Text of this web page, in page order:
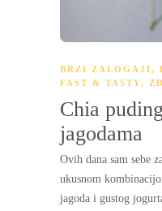
BRZI ZALOGAJI,
FAST & TASTY,
Chia
jagodama
Ovih dana sam sebe
ukusnom
jagoda i gustog